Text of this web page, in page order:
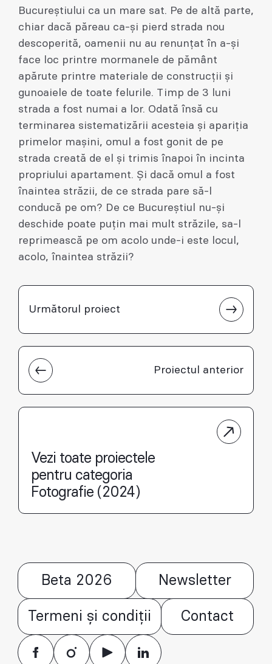
Bucureștiului ca un mare sat. Pe de altă parte,
chiar dacă păreau ca-și pierd strada nou
descoperită, oamenii nu au renunțat în a-și
face loc printre mormanele de pământ
apărute printre materiale de construcții și
gunoaiele de toate felurile. Timp de 3 luni
strada a fost numai a lor. Odată însă cu
terminarea sistematizării acesteia și apariția
primelor mașini, omul a fost gonit de pe
strada creată de el și trimis înapoi în incinta
propriului apartament. Și dacă omul a fost
înaintea străzii, de ce strada pare să-l
conducă pe om? De ce Bucureștiul nu-și
deschide poate puțin mai mult străzile, sa-l
reprimească pe om acolo unde-i este locul,
acolo, înaintea străzii?
Proiectul anterior
Următorul proiect
Vezi toate proiectele
pentru categoria
Fotografie (2024)
Beta 2026 Newsletter
Termeni și condiții Contact